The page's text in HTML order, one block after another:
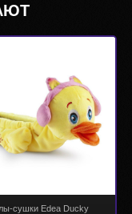
сушки Edea Ducky